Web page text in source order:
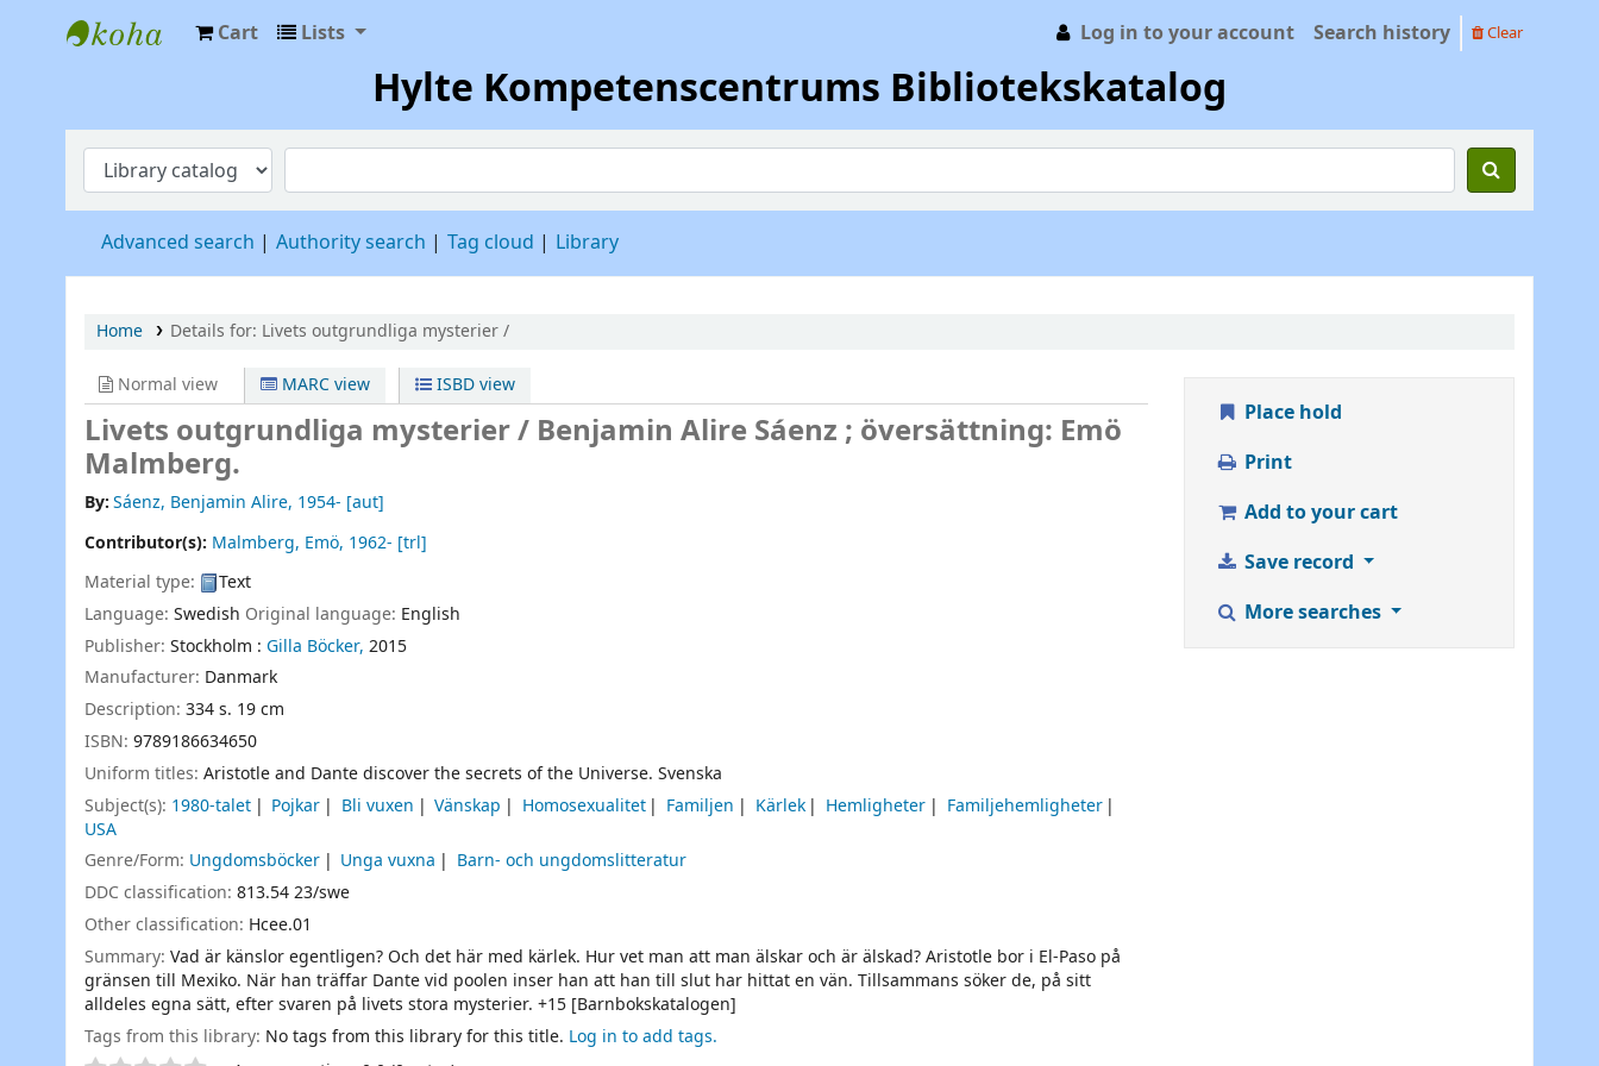
Cart Lists Log in to your account Search history Clear
Hylte Kompetenscentrums Bibliotekskatalog
Advanced search Authority search Tag cloud Library
Home Details for: Livets outgrundliga mysterier /
Normal view MARC view ISBD view
Livets outgrundliga mysterier / Benjamin Alire Sáenz ; översättning: Emö
Malmberg.
By:Sáenz, Benjamin Alire, 1954- [aut]
Contributor(s): Malmberg, Emö, 1962- [trl]
Material type:
Text
Language: Swedish Original language: English
Publisher: Stockholm : Gilla Böcker, 2015
Manufacturer: Danmark
Description: 334 s. 19 cm
ISBN: 9789186634650
Uniform titles: Aristotle and Dante discover the secrets of the Universe. Svenska
Subject(s): 1980-talet Pojkar Bli vuxen Vänskap Homosexualitet Familjen Kärlek Hemligheter
Familjehemligheter
USA
Genre/Form: Ungdomsböcker Unga vuxna
Barn- och ungdomslitteratur
DDC classification: 813.54 23/swe
Other classification: Hcee.01
Summary: Vad är känslor egentligen? Och det här med kärlek. Hur vet man att man älskar och är älskad? Aristotle bor i El-Paso på
gränsen till Mexiko. När han träffar Dante vid poolen inser han att han till slut har hittat en vän. Tillsammans söker de, på sitt
alldeles egna sätt, efter svaren på livets stora mysterier. +15 [Barnbokskatalogen]
Tags from this library: No tags from this library for this title. Log in to add tags.
Place hold
Print
Add to your cart
Save record
More searches